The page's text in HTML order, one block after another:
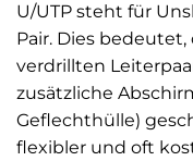
U/UTP steht für
Pair. Dies bedeutet,
verdrillten
zusätzliche
Geflechthülle)
flexibler und oft